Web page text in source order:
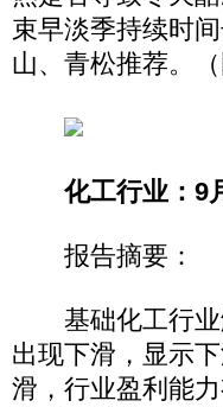
束早淡季持续时
山、青松推荐。（
化工行业：9
报告摘要：
基础化工行业
出现下滑，显示
滑，行业盈利能